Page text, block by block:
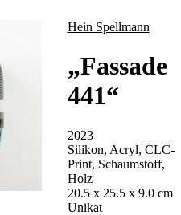
Hein Spellmann
„Fassade
441“
2023
Silikon, Acryl, CLC-
Print, Schaumstoff,
Holz
20.5 x 25.5 x 9.0 cm
Unikat